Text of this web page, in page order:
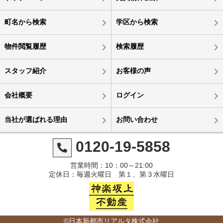
町名から検索 学区から検索
物件閲覧履歴 検索履歴
スタッフ紹介 お客様の声
会社概要 ログイン
当社が選ばれる理由 お問い合わせ
0120-19-5858
営業時間：10：00～21:00
定休日：毎週火曜日 第１、第３水曜日
©日本新都市リアルタ株式会社